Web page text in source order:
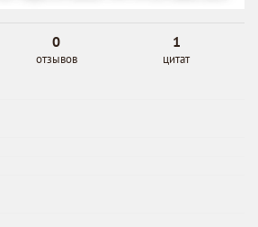
0
отзывов
1
цитат